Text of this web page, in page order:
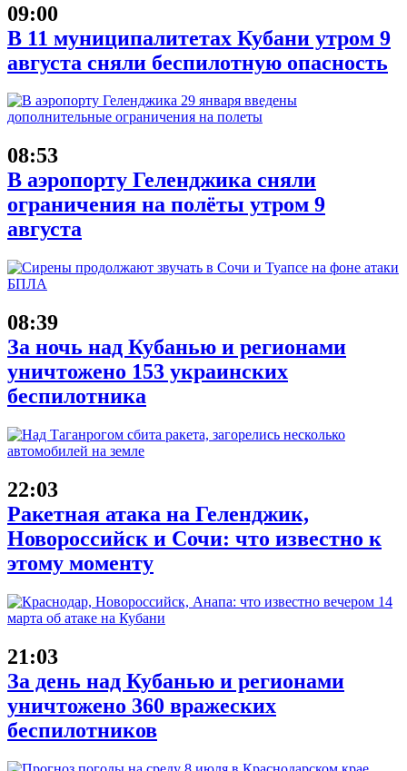
09:00
В 11 муниципалитетах Кубани утром 9
августа сняли беспилотную опасность
08:53
В аэропорту Геленджика сняли
ограничения на полёты утром 9
августа
08:39
За ночь над Кубанью и регионами
уничтожено 153 украинских
беспилотника
22:03
Ракетная атака на Геленджик,
Новороссийск и Сочи: что известно к
этому моменту
21:03
За день над Кубанью и регионами
уничтожено 360 вражеских
беспилотников